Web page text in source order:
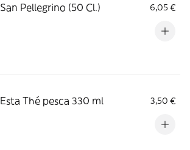
San Pellegrino (50 Cl.) 6,05 €
Esta Thé pesca 330 ml 3,50 €